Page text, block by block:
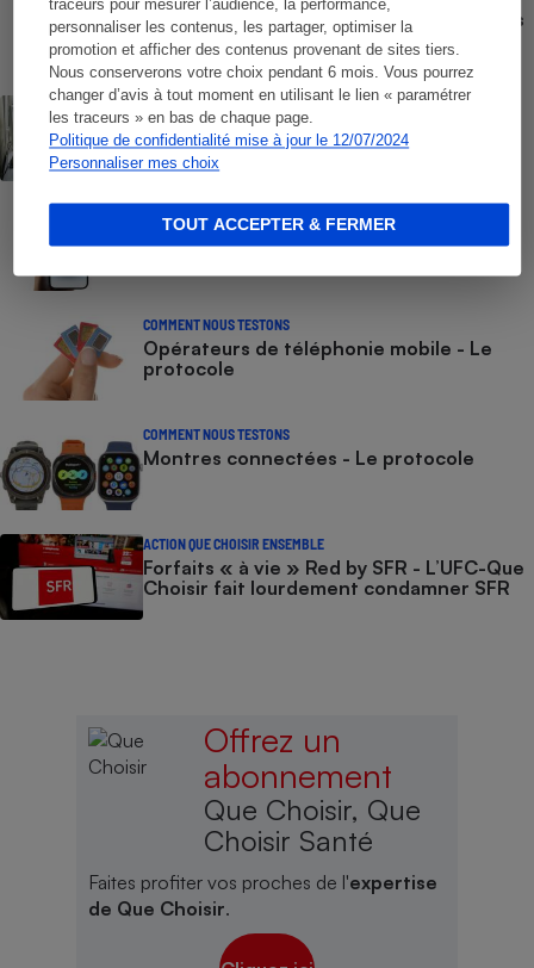
traceurs pour mesurer l’audience, la performance,
personnaliser les contenus, les partager, optimiser la
promotion et afficher des contenus provenant de sites tiers.
Nous conserverons votre choix pendant 6 mois. Vous pourrez
changer d’avis à tout moment en utilisant le lien « paramétrer
les traceurs » en bas de chaque page.
Politique de confidentialité mise à jour le 12/07/2024
Personnaliser mes choix
TOUT ACCEPTER & FERMER
Comparateur gratuit des forfaits mobiles
- Choisissez le meilleur forfait, avec ou
sans engagement
ACTUALITÉ
Numéros de services clients gratuits - La
liste des numéros non surtaxés
COMMENT NOUS TESTONS
COMMENT NOUS TESTONS
Opérateurs de téléphonie mobile - Le
protocole
COMMENT NOUS TESTONS
Montres connectées - Le protocole
ACTION QUE CHOISIR ENSEMBLE
Forfaits « à vie » Red by SFR - L’UFC-Que
Choisir fait lourdement condamner SFR
Offrez un
abonnement
Que Choisir, Que
Choisir Santé
Faites profiter vos proches de l'expertise
de Que Choisir.